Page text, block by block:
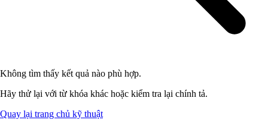
Không tìm thấy kết quả nào phù hợp.
Hãy thử lại với từ khóa khác hoặc kiểm tra lại chính tả.
Quay lại trang chủ kỹ thuật